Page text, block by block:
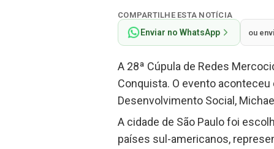
COMPARTILHE ESTA NOTÍCIA
Enviar no WhatsApp ou
A 28ª Cúpula de Redes
Conquista. O evento
Desenvolvimento Social,
A cidade de São Paulo foi
países sul-americanos,